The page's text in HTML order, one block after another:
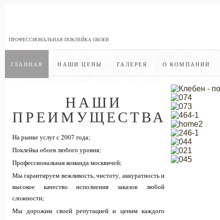
ПРОФЕССИОНАЛЬНАЯ ПОКЛЕЙКА ОБОЕВ
ГЛАВНАЯ НАШИ ЦЕНЫ ГАЛЕРЕЯ О КОМПАНИИ
НАШИ
ПРЕИМУЩЕСТВА
На рынке услуг с 2007 года;
Поклейка обоев любого уровня;
Профессиональная команда москвичей;
Мы гарантируем вежливость, чистоту, аккуратность и
высокое качество исполнения заказов любой
сложности;
Мы дорожим своей репутацией и ценим каждого